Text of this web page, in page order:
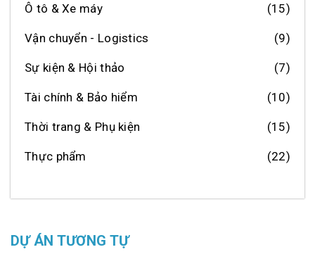
Ô tô & Xe máy (15)
Vận chuyển - Logistics (9)
Sự kiện & Hội thảo (7)
Tài chính & Bảo hiểm (10)
Thời trang & Phụ kiện (15)
Thực phẩm (22)
DỰ ÁN TƯƠNG TỰ